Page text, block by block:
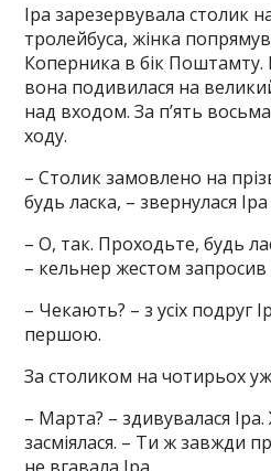
Іра зарезервувала столик
тролейбуса, жінка
Коперника в бік Поштамту.
вона подивилася на
над входом. За п’ять
ходу.
– Столик замовлено на
будь ласка, – звернулася
– О, так. Проходьте, будь
– кельнер жестом запросив
– Чекають? – з усіх подруг
першою.
За столиком на чотирьох
– Марта? – здивувалася
засміялася. – Ти ж завжди